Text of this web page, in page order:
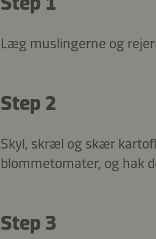
Læg muslingerne og
Step 2
Skyl, skræl og skær
blommetomater, og hak
Step 3